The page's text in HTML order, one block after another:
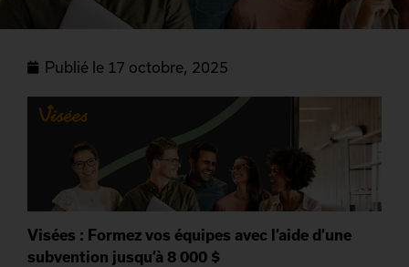
Publié le 17 octobre, 2025
Visées : Formez vos équipes avec l’aide d’une
subvention jusqu’à 8 000 $